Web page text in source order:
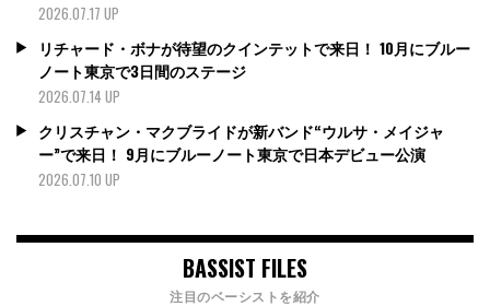
2026.07.17 UP
リチャード・ボナが待望のクインテットで来日！ 10月にブルー
ノート東京で3日間のステージ
2026.07.14 UP
クリスチャン・マクブライドが新バンド“ウルサ・メイジャ
ー”で来日！ 9月にブルーノート東京で日本デビュー公演
2026.07.10 UP
BASSIST FILES
注目のベーシストを紹介